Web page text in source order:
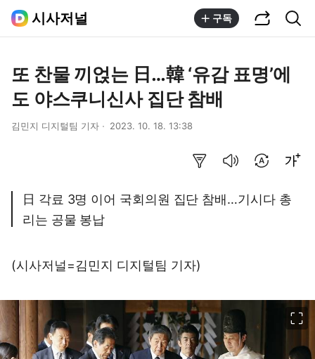
시사저널 구독
또 찬물 끼얹는 日…韓 ‘유감 표명’에
도 야스쿠니신사 집단 참배
김민지 디지털팀 기자 2023. 10. 18. 13:38
日 각료 3명 이어 국회의원 집단 참배…기시다 총
리는 공물 봉납
(시사저널=김민지 디지털팀 기자)